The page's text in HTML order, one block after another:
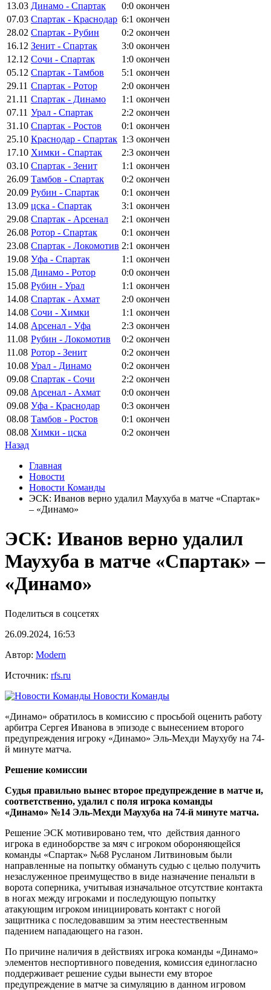
13.03 Динамо - Спартак 0:0 окончен
07.03 Спартак - Краснодар 6:1 окончен
28.02 Спартак - Рубин 0:2 окончен
16.12 Зенит - Спартак 3:0 окончен
12.12 Сочи - Спартак 1:0 окончен
05.12 Спартак - Тамбов 5:1 окончен
29.11 Спартак - Ротор 2:0 окончен
21.11 Спартак - Динамо 1:1 окончен
07.11 Урал - Спартак 2:2 окончен
31.10 Спартак - Ростов 0:1 окончен
25.10 Краснодар - Спартак 1:3 окончен
17.10 Химки - Спартак 2:3 окончен
03.10 Спартак - Зенит 1:1 окончен
26.09 Тамбов - Спартак 0:2 окончен
20.09 Рубин - Спартак 0:1 окончен
13.09 цска - Спартак 3:1 окончен
29.08 Спартак - Арсенал 2:1 окончен
26.08 Ротор - Спартак 0:1 окончен
23.08 Спартак - Локомотив 2:1 окончен
19.08 Уфа - Спартак 1:1 окончен
15.08 Динамо - Ротор 0:0 окончен
15.08 Рубин - Урал 1:1 окончен
14.08 Спартак - Ахмат 2:0 окончен
14.08 Сочи - Химки 1:1 окончен
14.08 Арсенал - Уфа 2:3 окончен
11.08 Рубин - Локомотив 0:2 окончен
11.08 Ротор - Зенит 0:2 окончен
10.08 Урал - Динамо 0:2 окончен
09.08 Спартак - Сочи 2:2 окончен
09.08 Арсенал - Ахмат 0:0 окончен
09.08 Уфа - Краснодар 0:3 окончен
08.08 Тамбов - Ростов 0:1 окончен
08.08 Химки - цска 0:2 окончен
Назад
Главная
Новости
Новости Команды
ЭСК: Иванов верно удалил Маухуба в матче «Спартак»
– «Динамо»
ЭСК: Иванов верно удалил
Маухуба в матче «Спартак» –
«Динамо»
Поделиться в соцсетях
26.09.2024, 16:53
Автор: Modern
Источник: rfs.ru
Новости Команды
«Динамо» обратилось в комиссию с просьбой оценить работу
арбитра Сергея Иванова в эпизоде с вынесением второго
предупреждения игроку «Динамо» Эль-Мехди Маухубу на 74-
й минуте матча.
Решение комиссии
Судья правильно вынес второе предупреждение в матче и,
соответственно, удалил с поля игрока команды
«Динамо» №14 Эль-Мехди Маухуба на 74-й минуте матча.
Решение ЭСК мотивировано тем, что действия данного
игрока в единоборстве за мяч с игроком обороняющейся
команды «Спартак» №68 Русланом Литвиновым были
направленные на попытку обмануть судью с целью получить
незаслуженное преимущество в виде назначение пенальти в
ворота соперника, учитывая изначальное отсутствие контакта
в ногах между игроками и последующую попытку
атакующим игроком инициировать контакт с ногой
защитника с последовавшим за этим неестественным
падением нападающего на газон.
По причине наличия в действиях игрока команды «Динамо»
элементов неспортивного поведения, комиссия единогласно
поддерживает решение судьи вынести ему второе
предупреждение в матче за симуляцию в данном игровом